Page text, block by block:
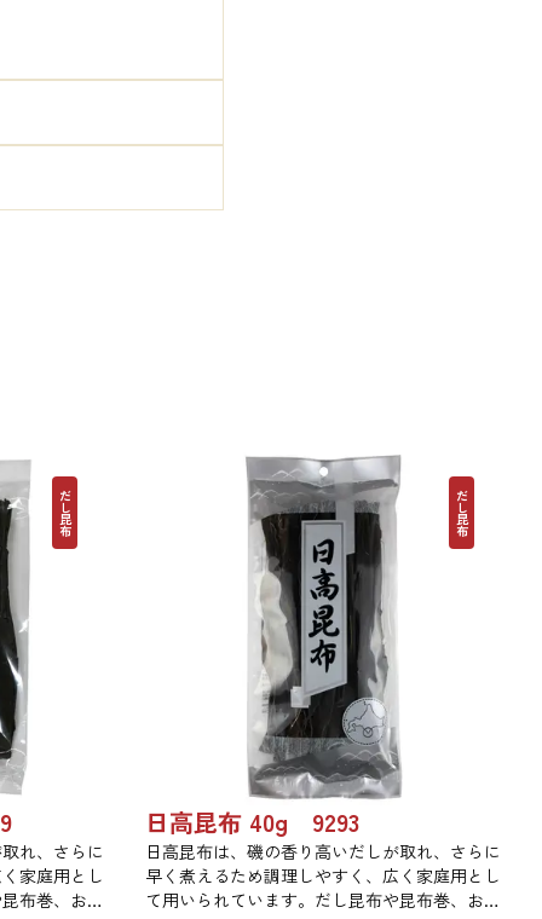
だし昆布
れ、さらに
家庭用とし
布巻、おで
だし昆布
日高昆布 40g 9293
日高昆布は、磯の香り高いだしが取れ、さらに
早く煮えるため調理しやすく、広く家庭用とし
て用いられています。だし昆布や昆布巻、おで